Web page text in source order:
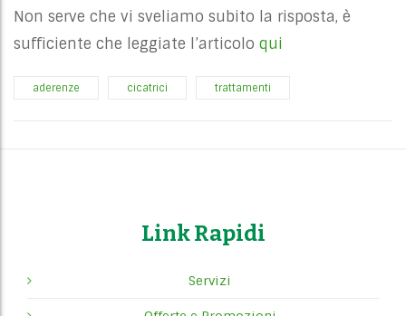
Non serve che vi sveliamo subito la risposta, è
sufficiente che leggiate l’articolo qui
aderenze cicatrici trattamenti
Link Rapidi
Servizi